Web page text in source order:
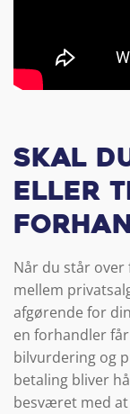
Skal
eller
Når du står
mellem
afgørende for
en forhandler
bilvurdering og
betaling bliver
besværet med